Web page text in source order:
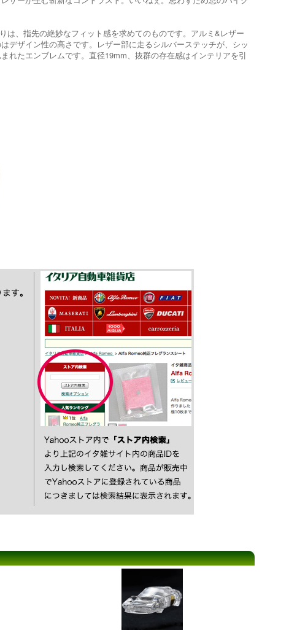
、指先の絶妙なフィット感を求めてのものです。アルミ&レザー
デザイン性の高さです。レザー部に走るシルバーステッチが、シッ
れたエンブレムです。直径19mm、抜群の存在感はインテリアを引